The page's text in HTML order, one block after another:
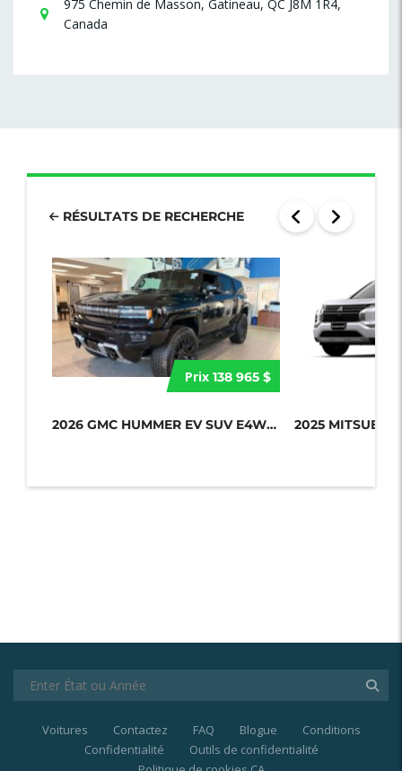
975 Chemin de Masson, Gatineau, QC J8M 1R4,
Canada
RÉSULTATS DE RECHERCHE
Prix 138 965 $
2026 GMC HUMMER EV SUV E4WD 4DR 2X...
Voitures Contactez FAQ Blogue
Conditions
Confidentialité
Outils de confidentialité